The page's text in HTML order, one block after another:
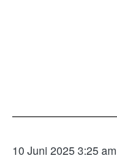
10 Juni 2025 3:25 am